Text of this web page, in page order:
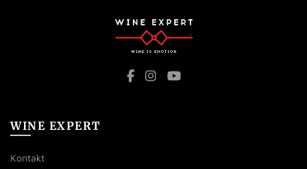
WINE EXPERT
Kontakt